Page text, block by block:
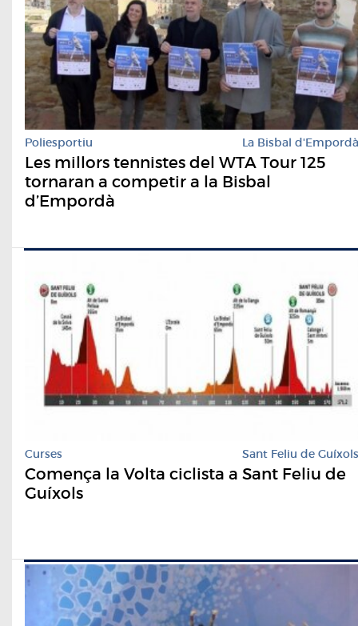
Poliesportiu La Bisbal d'Empordà
Les millors tennistes del WTA Tour 125
tornaran a competir a la Bisbal
d’Empordà
Curses Sant Feliu de Guíxols
Comença la Volta ciclista a Sant Feliu de
Guíxols